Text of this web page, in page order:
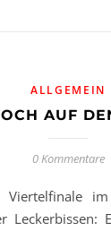
ALLGEMEIN
AUF
0 Kommentare
Viertelfinale
Leckerbissen: